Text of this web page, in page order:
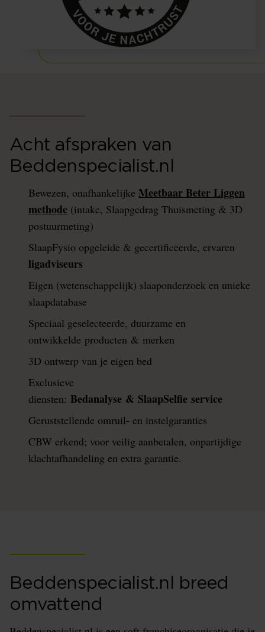
Acht afspraken van
Beddenspecialist.nl
Bewezen, onafhankelijke Meetbaar Beter Liggen
methode (intake, Slaapgedrag Thuismeting & 3D
postuurmeting)
SlaapFysio opgeleide & gecertificeerde, ervaren
ligadviseurs
Eigen (wetenschappelijk) slaaponderzoek en unieke
slaapdatabase
Speciaal geselecteerde, duurzame en
ontwikkelde producten & merken
3D ontwerp van je eigen bed
Exclusieve
diensten: Bedanalyse & SlaapSelfie service
Geruststellende omruil- en instelgaranties
CBW erkend; voor veilig aanbetalen, onpartijdige
klachtafhandeling en extra garantie.
Beddenspecialist.nl breed
omvattend